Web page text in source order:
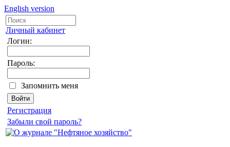
English version
Личный кабинет
Логин:
Пароль:
Запомнить меня
Регистрация
Забыли свой пароль?